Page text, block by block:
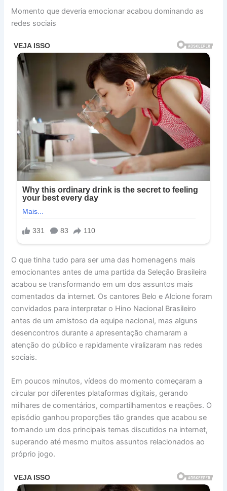
Momento que deveria emocionar acabou dominando as
redes sociais
O que tinha tudo para ser uma das homenagens mais
emocionantes antes de uma partida da Seleção Brasileira
acabou se transformando em um dos assuntos mais
comentados da internet. Os cantores Belo e Alcione foram
convidados para interpretar o Hino Nacional Brasileiro
antes de um amistoso da equipe nacional, mas alguns
desencontros durante a apresentação chamaram a
atenção do público e rapidamente viralizaram nas redes
sociais.
Em poucos minutos, vídeos do momento começaram a
circular por diferentes plataformas digitais, gerando
milhares de comentários, compartilhamentos e reações. O
episódio ganhou proporções tão grandes que acabou se
tornando um dos principais temas discutidos na internet,
superando até mesmo muitos assuntos relacionados ao
próprio jogo.